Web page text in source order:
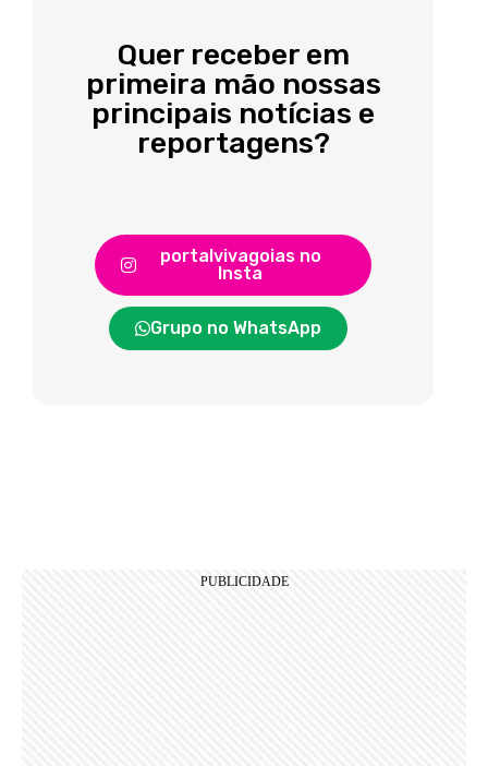
Quer receber em
primeira mão nossas
principais notícias e
reportagens?
portalvivagoias no
Insta
Grupo no WhatsApp